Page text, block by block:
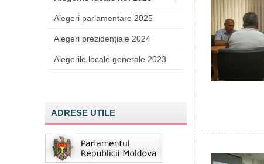
Alegeri parlamentare 2025
Alegeri prezidențiale 2024
Alegerile locale generale 2023
ADRESE UTILE